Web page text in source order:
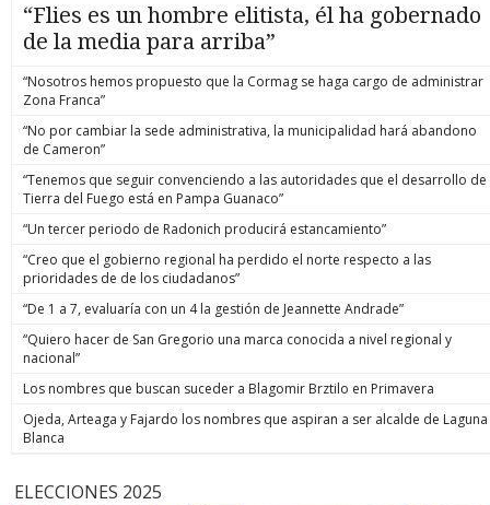
“Flies es un hombre elitista, él ha gobernado
de la media para arriba”
“Nosotros hemos propuesto que la Cormag se haga cargo de administrar
Zona Franca”
“No por cambiar la sede administrativa, la municipalidad hará abandono
de Cameron”
“Tenemos que seguir convenciendo a las autoridades que el desarrollo de
Tierra del Fuego está en Pampa Guanaco”
“Un tercer periodo de Radonich producirá estancamiento”
“Creo que el gobierno regional ha perdido el norte respecto a las
prioridades de de los ciudadanos”
“De 1 a 7, evaluaría con un 4 la gestión de Jeannette Andrade”
“Quiero hacer de San Gregorio una marca conocida a nivel regional y
nacional”
Los nombres que buscan suceder a Blagomir Brztilo en Primavera
Ojeda, Arteaga y Fajardo los nombres que aspiran a ser alcalde de Laguna
Blanca
ELECCIONES 2025